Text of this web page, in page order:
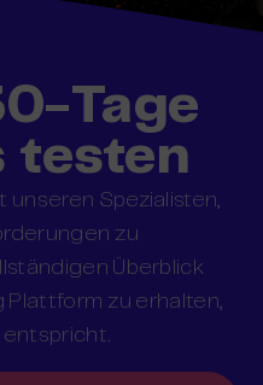
Tage
testen
unseren Spezialisten,
zu
Überblick
Plattform zu erhalten,